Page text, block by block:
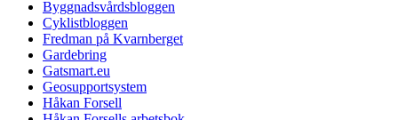
Byggnadsvårdsbloggen
Cyklistbloggen
Fredman på Kvarnberget
Gardebring
Gatsmart.eu
Geosupportsystem
Håkan Forsell